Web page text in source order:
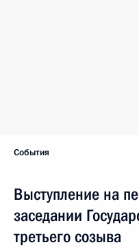
События
Выступление на
заседании
третьего созыва